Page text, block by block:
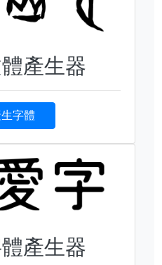
產生器
字體
產生器